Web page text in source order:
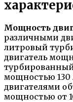
Мощность
различными
литровый
двигатель
мощностью 130
двигателями
мощностью от